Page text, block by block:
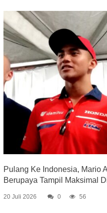
Pulang Ke Indonesia, Mario
Berupaya Tampil Maksimal
20 Juli 2026 0 56